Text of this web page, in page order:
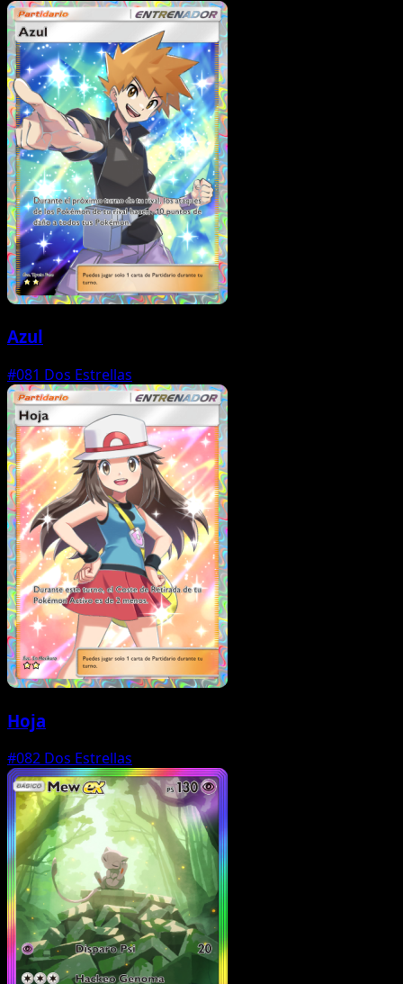
Azul
#081 Dos Estrellas
Hoja
#082 Dos Estrellas